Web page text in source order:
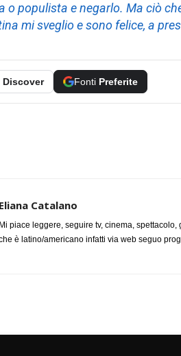
o populista e negarlo. Ma ciò
mi sveglio e sono felice, a
Discover Fonti Preferite
Eliana Catalano
Mi piace leggere, seguire tv, cinema,
è latino/americano infatti via web seguo